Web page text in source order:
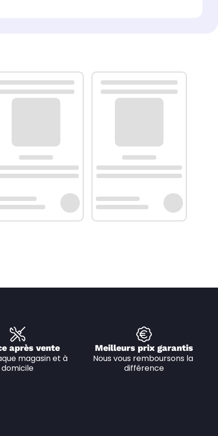
après vente
magasin et à
domicile
Meilleurs prix garantis
Nous vous remboursons la
différence